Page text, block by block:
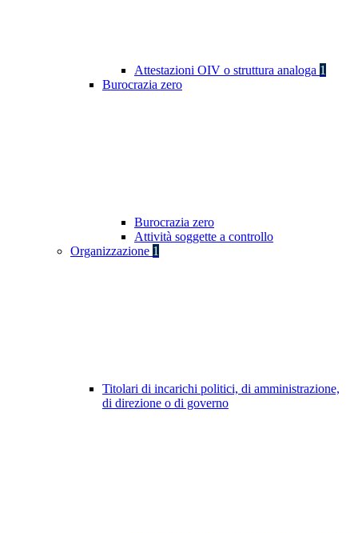
Attestazioni OIV o struttura analoga 1
Burocrazia zero
Burocrazia zero
Attività soggette a controllo
Organizzazione 1
Titolari di incarichi politici, di amministrazione,
di direzione o di governo